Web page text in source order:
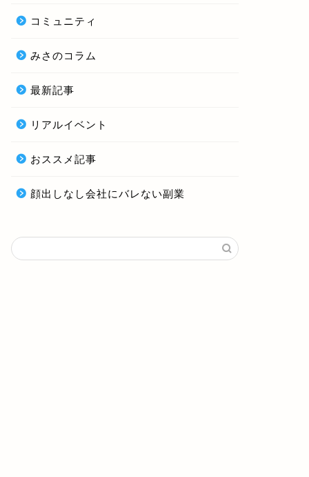
コミュニティ
みさのコラム
最新記事
リアルイベント
おススメ記事
顔出しなし会社にバレない副業